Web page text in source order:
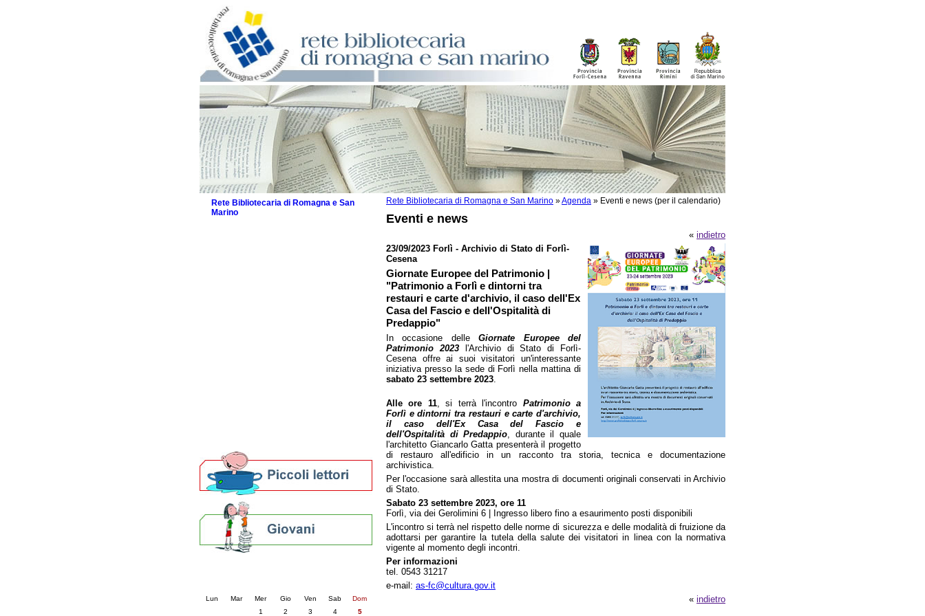
Rete Bibliotecaria di Romagna e San Marino »Agenda » Eventi e news (per il calendario)
Eventi e news
« indietro
23/09/2023 Forlì - Archivio di Stato di Forlì-
Cesena
Giornate Europee del Patrimonio |
"Patrimonio a Forlì e dintorni tra
restauri e carte d'archivio, il caso dell'Ex
Casa del Fascio e dell'Ospitalità di
Predappio"
In occasione delleGiornate Europee del
Patrimonio 2023l'Archivio di Stato di Forlì-
Cesena offre ai suoi visitatori un'interessante
iniziativa presso la sede di Forlì nella mattina di
sabato 23 settembre 2023.
Alle ore 11, si terrà l'incontro Patrimonio a
Forlì e dintorni tra restauri e carte d'archivio,
il caso dell'Ex Casa del Fascio e
dell'Ospitalità di Predappio, durante il quale
l'architetto Giancarlo Gatta presenterà il progetto
di restauro all'edificio in un racconto tra storia, tecnica e documentazione
archivistica.
Per l'occasione sarà allestita una mostra di documenti originali conservati in Archivio
di Stato.
Sabato 23 settembre 2023, ore 11
Forlì, via dei Gerolimini 6 | Ingresso libero fino a esaurimento posti disponibili
L'incontro si terrà nel rispetto delle norme di sicurezza e delle modalità di fruizione da
adottarsi per garantire la tutela della salute dei visitatori in linea con la normativa
vigente al momento degli incontri.
Per informazioni
tel. 0543 31217
e-mail: as-fc@cultura.gov.it
« indietro
Rete Bibliotecaria di Romagna e San
Marino
Lun Mar Mer Gio Ven Sab
Dom
1
2 3 4 5